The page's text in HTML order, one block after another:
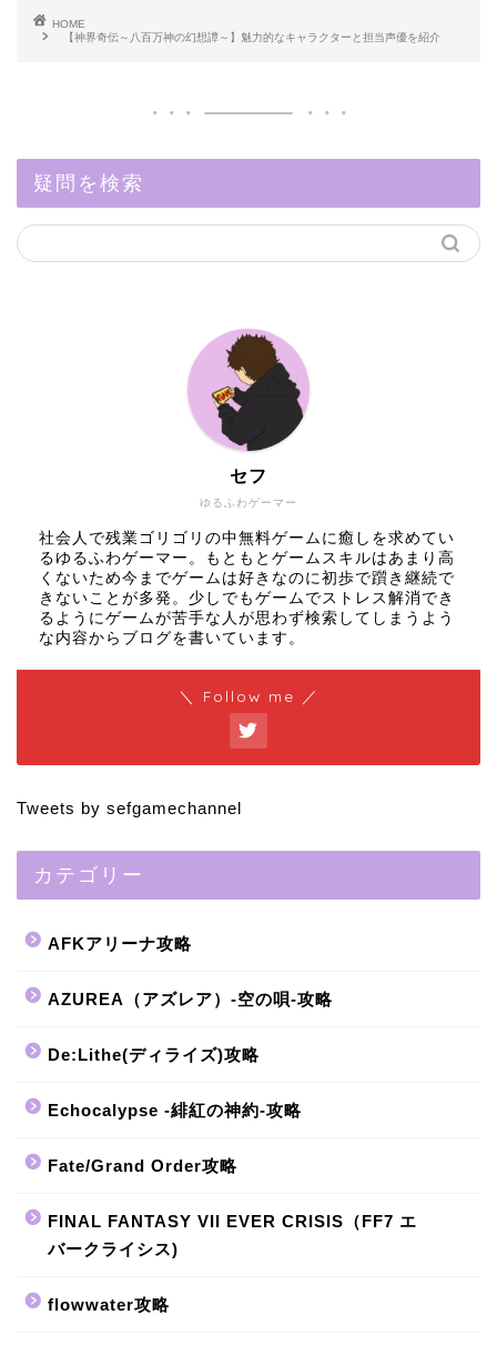
HOME
【神界奇伝～八百万神の幻想譚～】魅力的なキャラクターと担当声優を紹介
疑問を検索
ゆるふわゲーマー
セフ
社会人で残業ゴリゴリの中無料ゲームに癒しを求めてい
るゆるふわゲーマー。もともとゲームスキルはあまり高
くないため今までゲームは好きなのに初歩で躓き継続で
きないことが多発。少しでもゲームでストレス解消でき
るようにゲームが苦手な人が思わず検索してしまうよう
な内容からブログを書いています。
＼ Follow me ／
Tweets by sefgamechannel
カテゴリー
AFKアリーナ攻略
AZUREA（アズレア）-空の唄-攻略
De:Lithe(ディライズ)攻略
Echocalypse -緋紅の神約-攻略
Fate/Grand Order攻略
FINAL FANTASY VII EVER CRISIS（FF7 エ
バークライシス)
flowwater攻略